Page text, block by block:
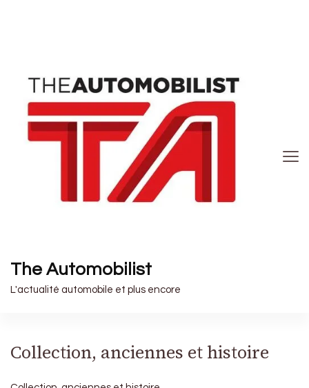
The Automobilist
L'actualité automobile et plus encore
Collection, anciennes et histoire